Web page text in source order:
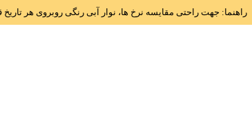
راهنما: جهت راحتی مقایسه نرخ ها، نوار آبی رنگی روبروی هر